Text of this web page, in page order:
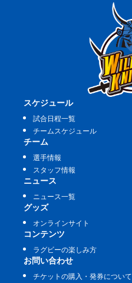
スケジュール
試合日程一覧
チームスケジュール
チーム
選手情報
スタッフ情報
ニュース
ニュース一覧
グッズ
オンラインサイト
コンテンツ
ラグビーの楽しみ方
お問い合わせ
チケットの購入・発券について